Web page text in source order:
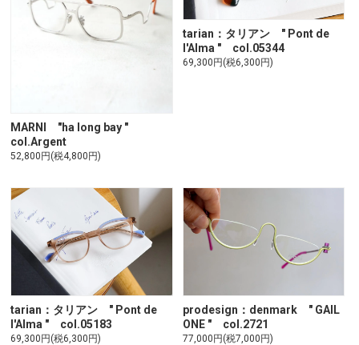
MARNI "ha long bay "
col.Argent
52,800円(税4,800円)
tarian：タリアン " Pont de
l'Alma " col.05344
69,300円(税6,300円)
tarian：タリアン " Pont de
l'Alma " col.05183
69,300円(税6,300円)
prodesign：denmark " GAIL
ONE " col.2721
77,000円(税7,000円)